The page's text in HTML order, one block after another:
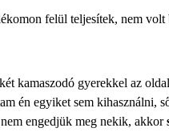
felül teljesítek, nem
kamaszodó gyerekkel az
én egyiket sem kihasználni,
engedjük meg nekik, akkor